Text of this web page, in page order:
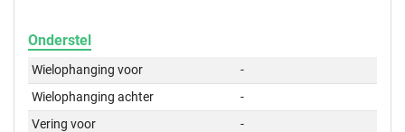
Onderstel
Wielophanging voor
-
Wielophanging achter
-
Vering voor
-